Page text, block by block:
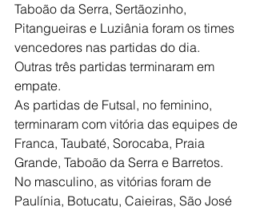
Taboão da Serra, Sertãozinho,
Pitangueiras e Luziânia foram os times
vencedores nas partidas do dia.
Outras três partidas terminaram em
empate.
As partidas de Futsal, no feminino,
terminaram com vitória das equipes de
Franca, Taubaté, Sorocaba, Praia
Grande, Taboão da Serra e Barretos.
No masculino, as vitórias foram de
Paulínia, Botucatu, Caieiras, São José